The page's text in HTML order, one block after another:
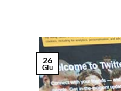
26
Giu